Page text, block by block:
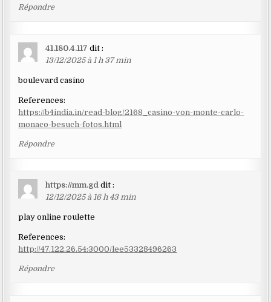
Répondre
41.180.4.117 dit :
13/12/2025 à 1 h 37 min
boulevard casino
References:
https://b4india.in/read-blog/2168_casino-von-monte-carlo-
monaco-besuch-fotos.html
Répondre
https://mm.gd dit :
12/12/2025 à 16 h 43 min
play online roulette
References:
http://47.122.26.54:3000/lee53328496263
Répondre